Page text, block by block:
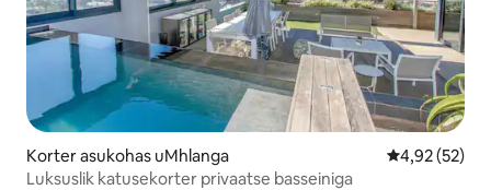
Korter asukohas uMhlanga Keskmine
4,92 (52)
Luksuslik katusekorter privaatse basseiniga